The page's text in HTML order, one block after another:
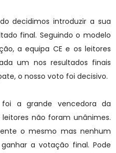
decidimos introduzir a sua
final. Seguindo o modelo
a equipa CE e os leitores
um nos resultados finais
o nosso voto foi decisivo.
a grande vencedora da
não foram unânimes.
o mesmo mas nenhum
a votação final. Pode